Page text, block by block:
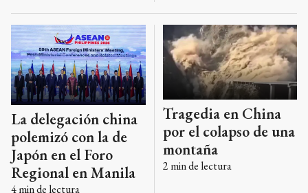
La delegación china
polemizó con la de
Japón en el Foro
Regional en Manila
4min de lectura
Tragedia en China
por el colapso de una
montaña
2 min de lectura